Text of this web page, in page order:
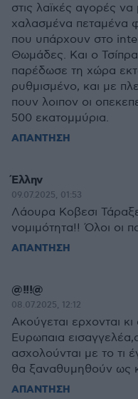
στις λαϊκές αγορές
χαλασμένα πεταμένα
που υπάρχουν στο
Θωμάδες. Και ο
παρέδωσε τη χώρα
ρυθμισμένο, και με
πουν λοιπον οι
500 εκατομμύρια.
ΑΠΑΝΤΗΣΗ
Έλλην
09.07.2025, 01:53
Λάουρα Κοβεσι
νομιμότητα!! Όλοι οι
ΑΠΑΝΤΗΣΗ
@!!!@
08.07.2025, 12:12
Ακούγεται ερχονται
Ευρωπαια
ασχολούνται με το τι
θα ξαναθυμηθούν ως
ΑΠΑΝΤΗΣΗ